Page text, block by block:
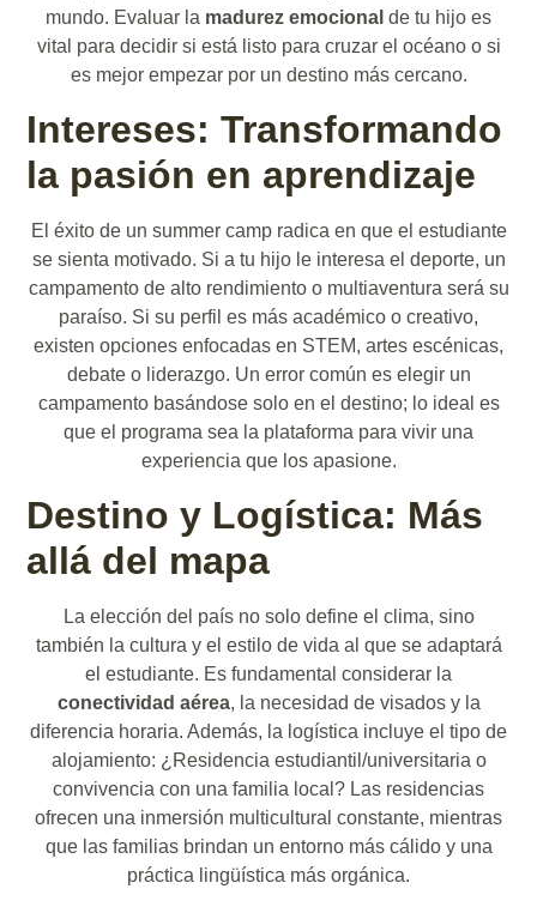
mundo. Evaluar la madurez emocional de tu hijo es
vital para decidir si está listo para cruzar el océano o si
es mejor empezar por un destino más cercano.
Intereses: Transformando
la pasión en aprendizaje
El éxito de un summer camp radica en que el estudiante
se sienta motivado. Si a tu hijo le interesa el deporte, un
campamento de alto rendimiento o multiaventura será su
paraíso. Si su perfil es más académico o creativo,
existen opciones enfocadas en STEM, artes escénicas,
debate o liderazgo. Un error común es elegir un
campamento basándose solo en el destino; lo ideal es
que el programa sea la plataforma para vivir una
experiencia que los apasione.
Destino y Logística: Más
allá del mapa
La elección del país no solo define el clima, sino
también la cultura y el estilo de vida al que se adaptará
el estudiante. Es fundamental considerar la
conectividad aérea, la necesidad de visados y la
diferencia horaria. Además, la logística incluye el tipo de
alojamiento: ¿Residencia estudiantil/universitaria o
convivencia con una familia local? Las residencias
ofrecen una inmersión multicultural constante, mientras
que las familias brindan un entorno más cálido y una
práctica lingüística más orgánica.